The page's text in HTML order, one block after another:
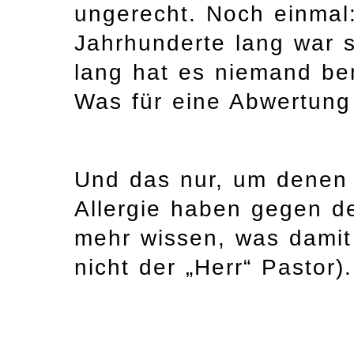
ungerecht. Noch
Jahrhunderte lang war
lang hat es niemand
Was für eine
Und das nur, um
Allergie haben gegen
mehr wissen, was
nicht der „Herr“ Pastor).